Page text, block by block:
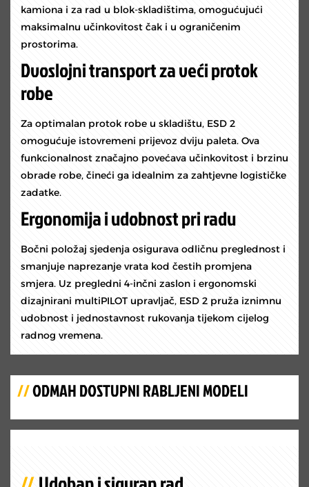
kamiona i za rad u blok-skladištima, omogućujući
maksimalnu učinkovitost čak i u ograničenim
prostorima.
Dvoslojni transport za veći protok
robe
Za optimalan protok robe u skladištu, ESD 2
omogućuje istovremeni prijevoz dviju paleta. Ova
funkcionalnost značajno povećava učinkovitost i brzinu
obrade robe, čineći ga idealnim za zahtjevne logističke
zadatke.
Ergonomija i udobnost pri radu
Bočni položaj sjedenja osigurava odličnu preglednost i
smanjuje naprezanje vrata kod čestih promjena
smjera. Uz pregledni 4-inčni zaslon i ergonomski
dizajnirani multiPILOT upravljač, ESD 2 pruža iznimnu
udobnost i jednostavnost rukovanja tijekom cijelog
radnog vremena.
//ODMAH DOSTUPNI RABLJENI MODELI